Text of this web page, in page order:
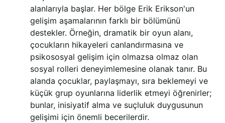
alanlarıyla başlar. Her bölge Erik Erikson'un
gelişim aşamalarının farklı bir bölümünü
destekler. Örneğin, dramatik bir oyun alanı,
çocukların hikayeleri canlandırmasına ve
psikososyal gelişim için olmazsa olmaz olan
sosyal rolleri deneyimlemesine olanak tanır. Bu
alanda çocuklar, paylaşmayı, sıra beklemeyi ve
küçük grup oyunlarına liderlik etmeyi öğrenirler;
bunlar, inisiyatif alma ve suçluluk duygusunun
gelişimi için önemli becerilerdir.